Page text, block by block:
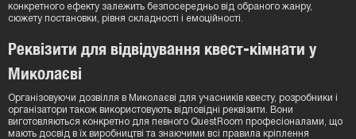
конкретного ефекту залежить безпосередньо від обраного жанру,
сюжету постановки, рівня складності і емоційності.
Реквізити для відвідування квест-кімнати у
Миколаєві
Організовуючи дозвілля в Миколаєві для учасників квесту, розробники і
організатори також використовують відповідні реквізити. Вони
виготовляються конкретно для певного QuestRoom професіоналами, що
мають досвід в їх виробництві та знаючими всі правила кріплення